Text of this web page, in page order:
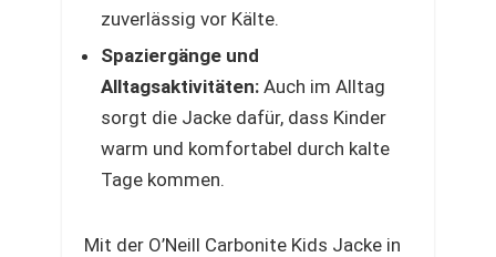
zuverlässig vor Kälte.
Spaziergänge und
Alltagsaktivitäten: Auch im Alltag
sorgt die Jacke dafür, dass Kinder
warm und komfortabel durch kalte
Tage kommen.
Mit der O’Neill Carbonite Kids Jacke in